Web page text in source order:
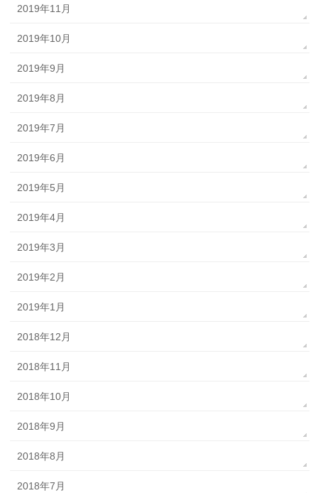
2019年11月
2019年10月
2019年9月
2019年8月
2019年7月
2019年6月
2019年5月
2019年4月
2019年3月
2019年2月
2019年1月
2018年12月
2018年11月
2018年10月
2018年9月
2018年8月
2018年7月